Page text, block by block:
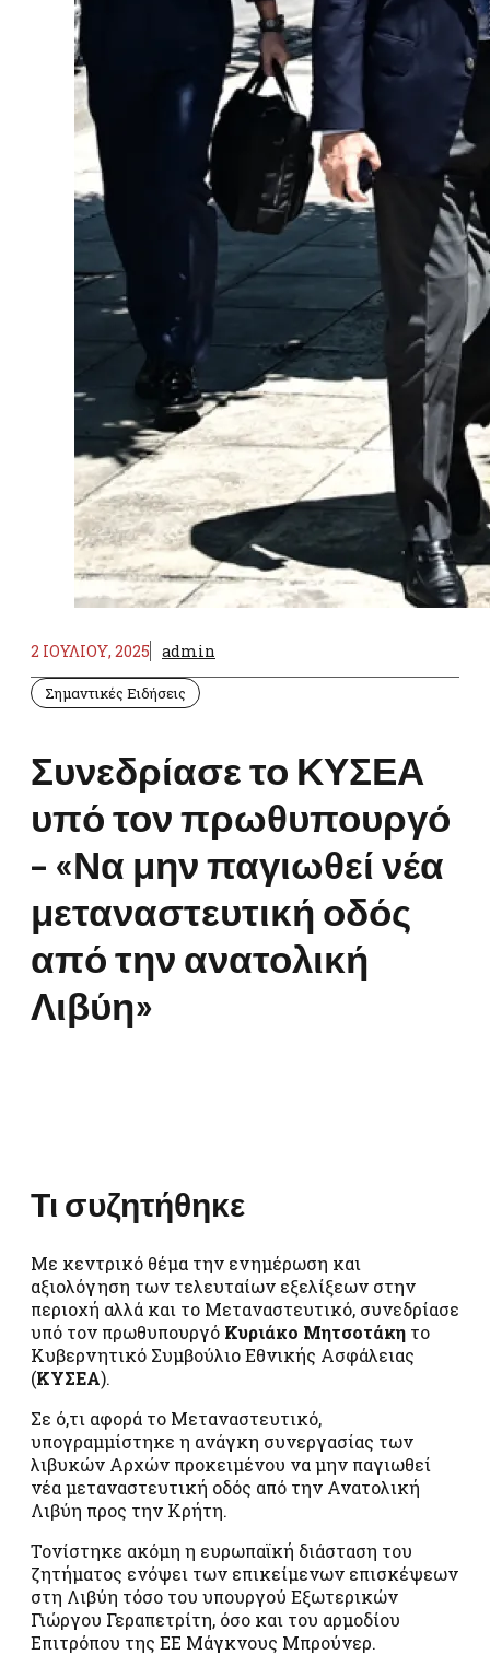
2 ΙΟΥΛΊΟΥ, 2025 admin
Σημαντικές Ειδήσεις
Συνεδρίασε το ΚΥΣΕΑ
υπό τον πρωθυπουργό
– «Να μην παγιωθεί νέα
μεταναστευτική οδός
από την ανατολική
Λιβύη»
Τι συζητήθηκε
Με κεντρικό θέμα την ενημέρωση και
αξιολόγηση των τελευταίων εξελίξεων στην
περιοχή αλλά και το Μεταναστευτικό, συνεδρίασε
υπό τον πρωθυπουργό Κυριάκο Μητσοτάκη το
Κυβερνητικό Συμβούλιο Εθνικής Ασφάλειας
(ΚΥΣΕΑ).
Σε ό,τι αφορά το Μεταναστευτικό,
υπογραμμίστηκε η ανάγκη συνεργασίας των
λιβυκών Αρχών προκειμένου να μην παγιωθεί
νέα μεταναστευτική οδός από την Ανατολική
Λιβύη προς την Κρήτη.
Τονίστηκε ακόμη η ευρωπαϊκή διάσταση του
ζητήματος ενόψει των επικείμενων επισκέψεων
στη Λιβύη τόσο του υπουργού Εξωτερικών
Γιώργου Γεραπετρίτη, όσο και του αρμοδίου
Επιτρόπου της ΕΕ Μάγκνους Μπρούνερ.